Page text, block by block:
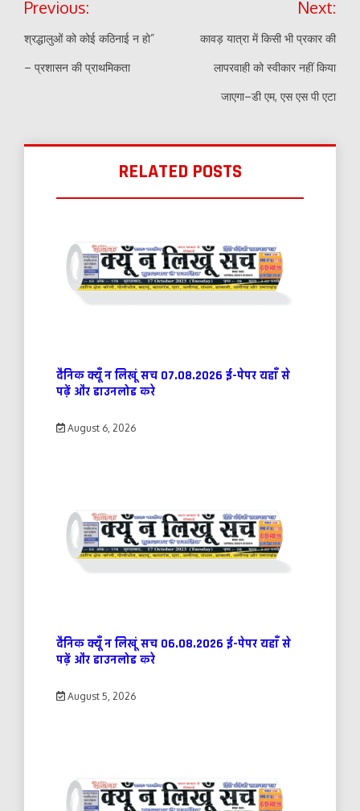
navigation
Previous:
श्रद्धालुओं को कोई कठिनाई न हो”
– प्रशासन की प्राथमिकता
Next:
कावड़ यात्रा में किसी भी प्रकार की
लापरवाही को स्वीकार नहीं किया
जाएगा–डी एम, एस एस पी एटा
RELATED POSTS
दैनिक क्यूँ न लिखूं सच 07.08.2026 ई-पेपर यहाँ से
पढ़ें और डाउनलोड करे
August 6, 2026
दैनिक क्यूँ न लिखूं सच 06.08.2026 ई-पेपर यहाँ से
पढ़ें और डाउनलोड करे
August 5, 2026